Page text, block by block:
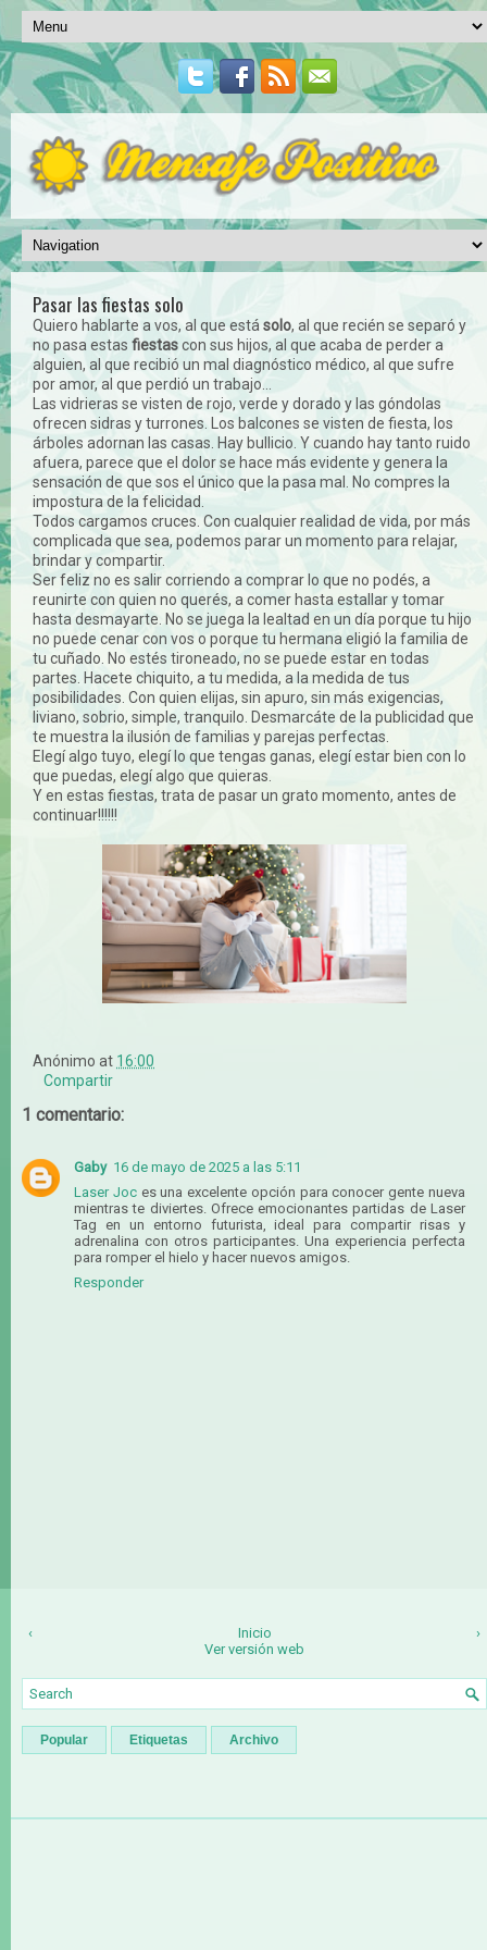
Pasar las fiestas solo
Quiero hablarte a vos, al que está solo, al que recién se separó y
no pasa estas fiestascon sus hijos, al que acaba de perder a
alguien, al que recibió un mal diagnóstico médico, al que sufre
por amor, al que perdió un trabajo...
Las vidrieras se visten de rojo, verde y dorado y las góndolas
ofrecen sidras y turrones. Los balcones se visten de fiesta, los
árboles adornan las casas. Hay bullicio. Y cuando hay tanto ruido
afuera, parece que el dolor se hace más evidente y genera la
sensación de que sos el único que la pasa mal. No compres la
impostura de la felicidad.
Todos cargamos cruces. Con cualquier realidad de vida, por más
complicada que sea, podemos parar un momento para relajar,
brindar y compartir.
Ser feliz no es salir corriendo a comprar lo que no podés, a
reunirte con quien no querés, a comer hasta estallar y tomar
hasta desmayarte. No se juega la lealtad en un día porque tu hijo
no puede cenar con vos o porque tu hermana eligió la familia de
tu cuñado. No estés tironeado, no se puede estar en todas
partes. Hacete chiquito, a tu medida, a la medida de tus
posibilidades. Con quien elijas, sin apuro, sin más exigencias,
liviano, sobrio, simple, tranquilo. Desmarcáte de la publicidad que
te muestra la ilusión de familias y parejas perfectas.
Elegí algo tuyo, elegí lo que tengas ganas, elegí estar bien con lo
que puedas, elegí algo que quieras.
Y en estas fiestas, trata de pasar un grato momento, antes de
continuar!!!!!!
Anónimo at 16:00
Compartir
1 comentario:
Gaby 16 de mayo de 2025 a las 5:11
Laser Joces una excelente opción para conocer gente nueva
mientras te diviertes. Ofrece emocionantes partidas de Laser
Tag en un entorno futurista, ideal para compartir risas y
adrenalina con otros participantes. Una experiencia perfecta
para romper el hielo y hacer nuevos amigos.
Responder
‹ ›
Inicio
Ver versión web
Popular Etiquetas Archivo